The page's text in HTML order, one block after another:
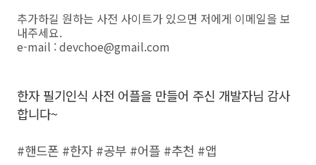
추가하길 원하는 사전 사이트가 있으면 저에게 이메일을 보
내주세요.
e-mail : devchoe@gmail.com
한자 필기인식 사전 어플을 만들어 주신 개발자님 감사
합니다~
#핸드폰 #한자 #공부 #어플 #추천 #앱